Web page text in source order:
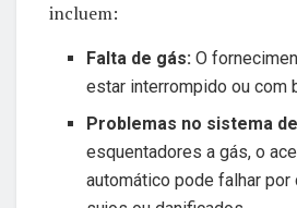
incluem:
Falta de gás: O
estar interrompido ou com
Problemas no sistema
esquentadores a gás, o
automático pode falhar